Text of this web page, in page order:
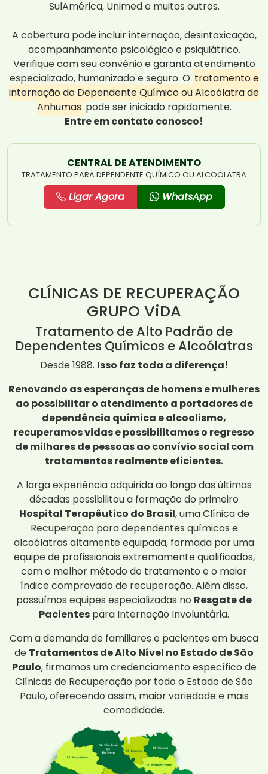
SulAmérica, Unimed e muitos outros.
A cobertura pode incluir internação, desintoxicação,
acompanhamento psicológico e psiquiátrico.
Verifique com seu convênio e garanta atendimento
especializado, humanizado e seguro. O tratamento e
internação do Dependente Químico ou Alcoólatra de
Anhumas pode ser iniciado rapidamente.
Entre em contato conosco!
CENTRAL DE ATENDIMENTO
TRATAMENTO PARA DEPENDENTE QUÍMICO OU ALCOÓLATRA
Ligar Agora WhatsApp
CLÍNICAS DE RECUPERAÇÃO
GRUPO ViDA
Tratamento de Alto Padrão de
Dependentes Químicos e Alcoólatras
Desde 1988. Isso faz toda a diferença!
Renovando as esperanças de homens e mulheres
ao possibilitar o atendimento a portadores de
dependência química e alcoolismo,
recuperamos vidas e possibilitamos o regresso
de milhares de pessoas ao convívio social com
tratamentos realmente eficientes.
A larga experiência adquirida ao longo das últimas
décadas possibilitou a formação do primeiro
Hospital Terapêutico do Brasil, uma Clínica de
Recuperação para dependentes químicos e
alcoólatras altamente equipada, formada por uma
equipe de profissionais extremamente qualificados,
com o melhor método de tratamento e o maior
índice comprovado de recuperação. Além disso,
possuímos equipes especializadas no Resgate de
Pacientes para Internação Involuntária.
Com a demanda de familiares e pacientes em busca
de Tratamentos de Alto Nível no Estado de São
Paulo, firmamos um credenciamento específico de
Clínicas de Recuperação por todo o Estado de São
Paulo, oferecendo assim, maior variedade e mais
comodidade.